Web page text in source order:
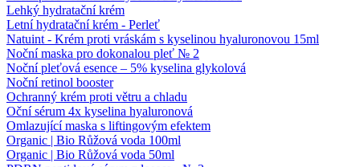
Lehký hydratační krém
Letní hydratační krém - Perleť
Natuint - Krém proti vráskám s kyselinou hyaluronovou 15ml
Noční maska pro dokonalou pleť № 2
Noční pleťová esence – 5% kyselina glykolová
Noční retinol booster
Ochranný krém proti větru a chladu
Oční sérum 4x kyselina hyaluronová
Omlazující maska ​​s liftingovým efektem
Organic | Bio Růžová voda 100ml
Organic | Bio Růžová voda 50ml